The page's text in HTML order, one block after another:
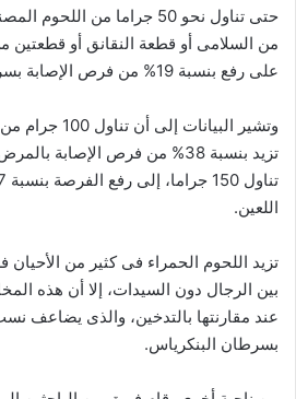
حتى تناول نحو 50 جراما من
من السلامى أو قطعة النقانق أو قطعتين
على رفع بنسبة 19% من فرص الإصابة بسرطان البنكرياس القاتل.
وتشير البيانات
تزيد بنسبة 38% من فرص
اللعين.
تزيد اللحوم الحمراء فى كثير من
بين الرجال دون السيدات، إلا أن هذه
بسرطان البنكرياس.